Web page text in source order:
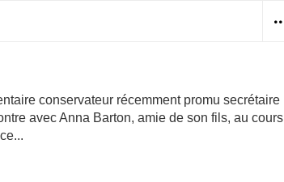
conservateur récemment promu secrétaire
avec Anna Barton, amie de son fils, au cours